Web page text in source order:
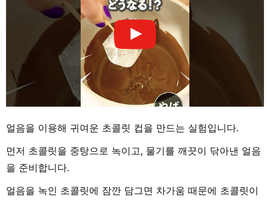
얼음을 이용해 귀여운 초콜릿 컵을 만드는 실험입니다.
먼저 초콜릿을 중탕으로 녹이고, 물기를 깨끗이 닦아낸 얼음
을 준비합니다.
얼음을 녹인 초콜릿에 잠깐 담그면 차가움 때문에 초콜릿이